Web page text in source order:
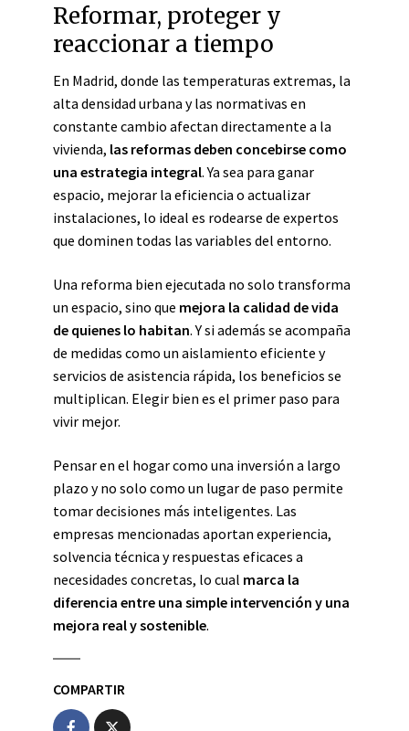
Reformar, proteger y
reaccionar a tiempo
En Madrid, donde las temperaturas extremas, la
alta densidad urbana y las normativas en
constante cambio afectan directamente a la
vivienda, las reformas deben concebirse como
una estrategia integral. Ya sea para ganar
espacio, mejorar la eficiencia o actualizar
instalaciones, lo ideal es rodearse de expertos
que dominen todas las variables del entorno.
Una reforma bien ejecutada no solo transforma
un espacio, sino que mejora la calidad de vida
de quienes lo habitan. Y si además se acompaña
de medidas como un aislamiento eficiente y
servicios de asistencia rápida, los beneficios se
multiplican. Elegir bien es el primer paso para
vivir mejor.
Pensar en el hogar como una inversión a largo
plazo y no solo como un lugar de paso permite
tomar decisiones más inteligentes. Las
empresas mencionadas aportan experiencia,
solvencia técnica y respuestas eficaces a
necesidades concretas, lo cual marca la
diferencia entre una simple intervención y una
mejora real y sostenible.
COMPARTIR